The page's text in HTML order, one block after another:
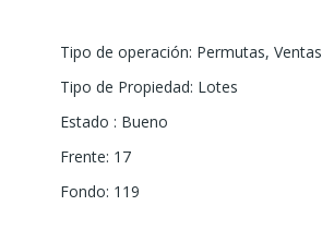
Tipo de operación: Permutas, Ventas
Tipo de Propiedad: Lotes
Estado : Bueno
Frente: 17
Fondo: 119